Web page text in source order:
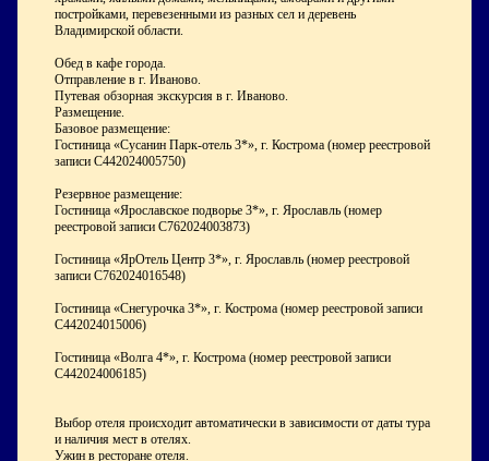
постройками, перевезенными из разных сел и деревень
Владимирской области.
Обед в кафе города.
Отправление в г. Иваново.
Путевая обзорная экскурсия в г. Иваново.
Размещение.
Базовое размещение:
Гостиница «Сусанин Парк-отель 3*», г. Кострома (номер реестровой
записи С442024005750)
Резервное размещение:
Гостиница «Ярославское подворье 3*», г. Ярославль (номер
реестровой записи С762024003873)
Гостиница «ЯрОтель Центр 3*», г. Ярославль (номер реестровой
записи С762024016548)
Гостиница «Снегурочка 3*», г. Кострома (номер реестровой записи
С442024015006)
Гостиница «Волга 4*», г. Кострома (номер реестровой записи
С442024006185)
Выбор отеля происходит автоматически в зависимости от даты тура
и наличия мест в отелях.
Ужин в ресторане отеля.